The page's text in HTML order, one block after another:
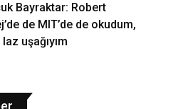
Bayraktar: Robert
de MIT’de de okudum,
uşağıyım